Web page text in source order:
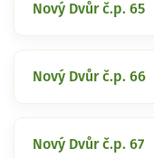
Nový Dvůr č.p. 65
Nový Dvůr č.p. 66
Nový Dvůr č.p. 67